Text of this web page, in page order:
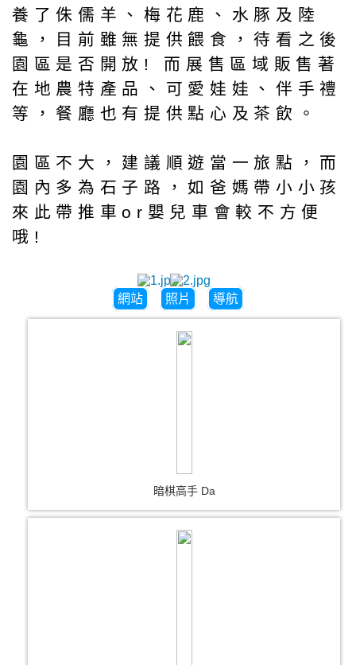
養了侏儒羊、梅花鹿、水豚及陸
龜，目前雖無提供餵食，待看之後
園區是否開放! 而展售區域販售著
在地農特產品、可愛娃娃、伴手禮
等，餐廳也有提供點心及茶飲。
園區不大，建議順遊當一旅點，而
園內多為石子路，如爸媽帶小小孩
來此帶推車or嬰兒車會較不方便
哦!
網站 照片 導航
暗棋高手 Da